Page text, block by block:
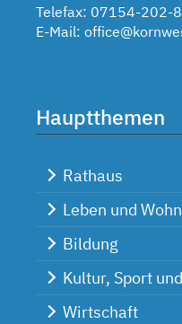
Telefax: 07154-202-
E-Mail:
Hauptthemen
Rathaus
Leben und
Bildung
Kultur, Sport
Wirtschaft